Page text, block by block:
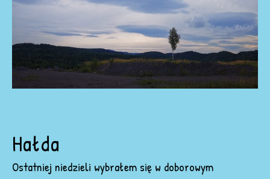
Hałda
Ostatniej niedzieli wybrałem się w doborowym